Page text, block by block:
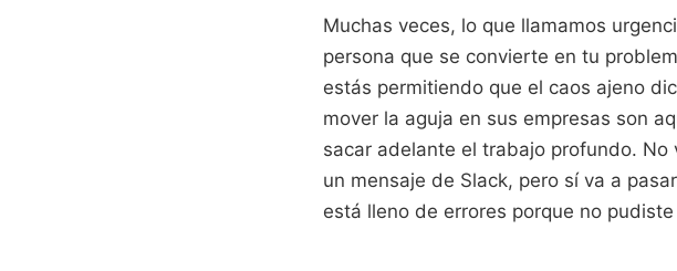
Muchas veces, lo que llamamos
persona que se convierte en tu
estás permitiendo que el caos ajeno
mover la aguja en sus empresas son
sacar adelante el trabajo profundo.
un mensaje de Slack, pero sí va a
está lleno de errores porque no